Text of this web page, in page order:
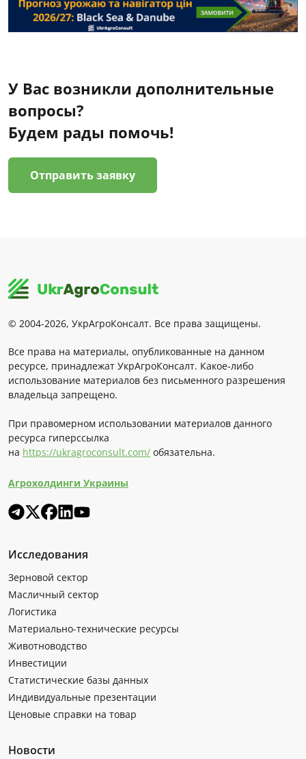
У Вас возникли дополнительные
вопросы?
Будем рады помочь!
Отправить заявку
© 2004-2026, УкрАгроКонсалт. Все права защищены.
Все права на материалы, опубликованные на данном
ресурсе, принадлежат УкрАгроКонсалт. Какое-либо
использование материалов без письменного разрешения
владельца запрещено.
При правомерном использовании материалов данного
ресурса гиперссылка
на https://ukragroconsult.com/ обязательна.
Агрохолдинги Украины
Исследования
Зерновой сектор
Масличный сектор
Логистика
Материально-технические ресурсы
Животноводство
Инвестиции
Статистические базы данных
Индивидуальные презентации
Ценовые справки на товар
Новости